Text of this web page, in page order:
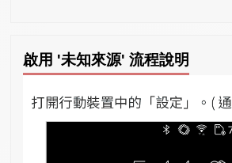
啟用 '未知來源' 流程說明